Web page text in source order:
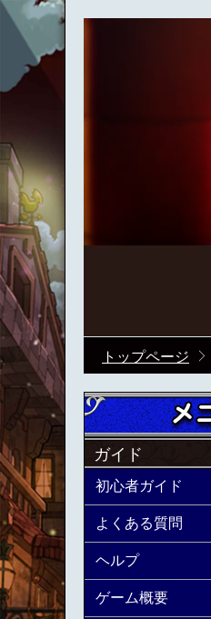
トップページ
ガイド
初心者ガイド
よくある質問
ヘルプ
ゲーム概要